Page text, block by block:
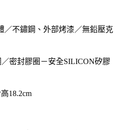
／不鏽鋼、外部烤漆／無鉛壓克
密封膠圈－安全SILICON矽膠
18.2cm